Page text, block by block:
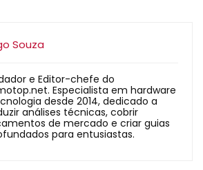
Souza
e Editor-chefe do
Especialista em hardware
desde 2014, dedicado a
análises técnicas, cobrir
de mercado e criar guias
para entusiastas.